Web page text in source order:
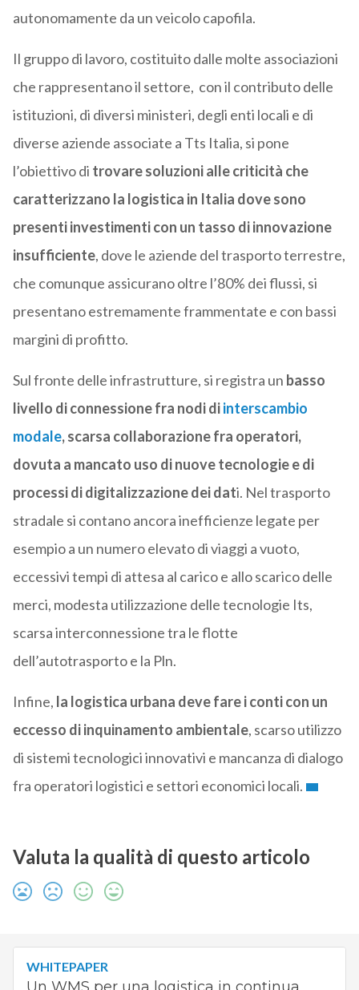
autonomamente da un veicolo capofila.
Il gruppo di lavoro, costituito dalle molte associazioni
che rappresentano il settore, con il contributo delle
istituzioni, di diversi ministeri, degli enti locali e di
diverse aziende associate a Tts Italia, si pone
l’obiettivo di trovare soluzioni alle criticità che
caratterizzano la logistica in Italia dove sono
presenti investimenti con un tasso di innovazione
insufficiente, dove le aziende del trasporto terrestre,
che comunque assicurano oltre l’80% dei flussi, si
presentano estremamente frammentate e con bassi
margini di profitto.
Sul fronte delle infrastrutture, si registra un basso
livello di connessione fra nodi diinterscambio
modale, scarsa collaborazione fra operatori,
dovuta a mancato uso di nuove tecnologie e di
processi di digitalizzazione dei dati. Nel trasporto
stradale si contano ancora inefficienze legate per
esempio a un numero elevato di viaggi a vuoto,
eccessivi tempi di attesa al carico e allo scarico delle
merci, modesta utilizzazione delle tecnologie Its,
scarsa interconnessione tra le flotte
dell’autotrasporto e la Pln.
Infine, la logistica urbana deve fare i conti con un
eccesso di inquinamento ambientale, scarso utilizzo
di sistemi tecnologici innovativi e mancanza di dialogo
fra operatori logistici e settori economici locali.
Valuta la qualità di questo articolo
WHITEPAPER